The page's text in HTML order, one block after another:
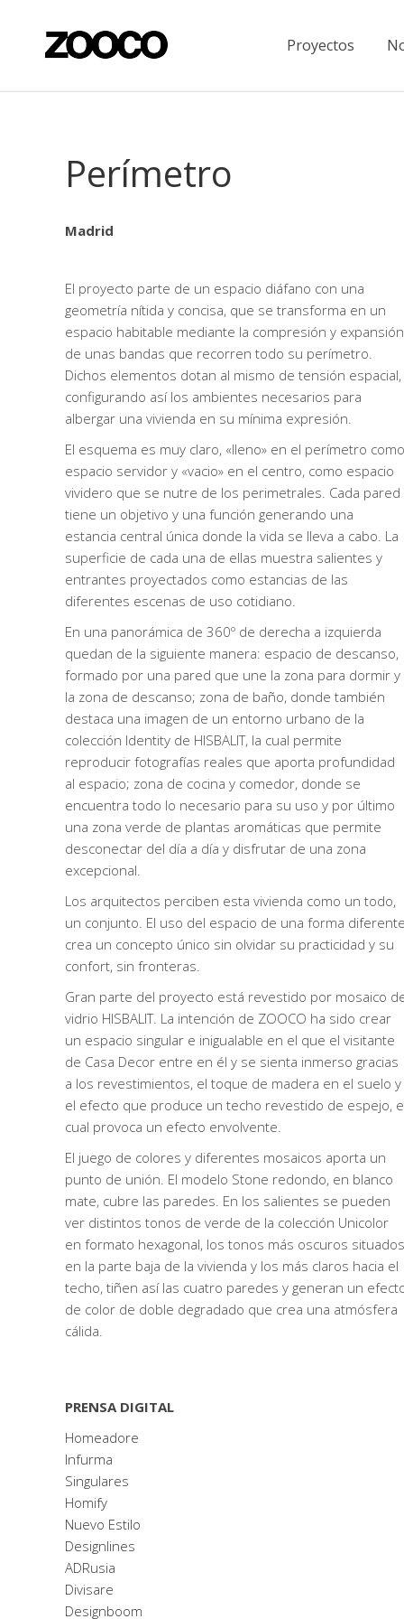
Proyectos
Perímetro
Madrid
El proyecto parte de un espacio diáfano con una
geometría nítida y concisa, que se transforma en un
espacio habitable mediante la compresión y expansión
de unas bandas que recorren todo su perímetro.
Dichos elementos dotan al mismo de tensión espacial,
configurando así los ambientes necesarios para
albergar una vivienda en su mínima expresión.
El esquema es muy claro, «lleno» en el perímetro como
espacio servidor y «vacio» en el centro, como espacio
vividero que se nutre de los perimetrales. Cada pared
tiene un objetivo y una función generando una
estancia central única donde la vida se lleva a cabo. La
superficie de cada una de ellas muestra salientes y
entrantes proyectados como estancias de las
diferentes escenas de uso cotidiano.
En una panorámica de 360º de derecha a izquierda
quedan de la siguiente manera: espacio de descanso,
formado por una pared que une la zona para dormir y
la zona de descanso; zona de baño, donde también
destaca una imagen de un entorno urbano de la
colección Identity de HISBALIT, la cual permite
reproducir fotografías reales que aporta profundidad
al espacio; zona de cocina y comedor, donde se
encuentra todo lo necesario para su uso y por último
una zona verde de plantas aromáticas que permite
desconectar del día a día y disfrutar de una zona
excepcional.
Los arquitectos perciben esta vivienda como un todo,
un conjunto. El uso del espacio de una forma
crea un concepto único sin olvidar su practicidad y su
confort, sin fronteras.
Gran parte del proyecto está revestido por mosaico
vidrio HISBALIT. La intención de ZOOCO ha sido crear
un espacio singular e inigualable en el que el visitante
de Casa Decor entre en él y se sienta inmerso gracias
a los revestimientos, el toque de madera en el suelo y
el efecto que produce un techo revestido de espejo,
cual provoca un efecto envolvente.
El juego de colores y diferentes mosaicos aporta un
punto de unión. El modelo Stone redondo, en blanco
mate, cubre las paredes. En los salientes se pueden
ver distintos tonos de verde de la colección Unicolor
en formato hexagonal, los tonos más oscuros situados
en la parte baja de la vivienda y los más claros hacia el
techo, tiñen así las cuatro paredes y generan un
de color de doble degradado que crea una atmósfera
cálida.
PRENSA DIGITAL
Homeadore
Infurma
Singulares
Homify
Nuevo Estilo
Designlines
ADRusia
Divisare
Designboom